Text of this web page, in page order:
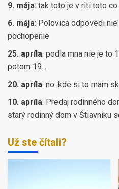
9. mája: tak toto je v riti toto
6. mája: Polovica odpovedi
pochopenie
25. apríla: podla mna nie je to
potom 19...
20. apríla: no. kde si to mam
10. apríla: Predaj rodinného
starý rodinný dom v Štiavniku
Už ste čítali?